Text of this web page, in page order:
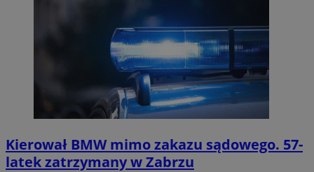
Kierował BMW mimo zakazu sądowego. 57-
latek zatrzymany w Zabrzu